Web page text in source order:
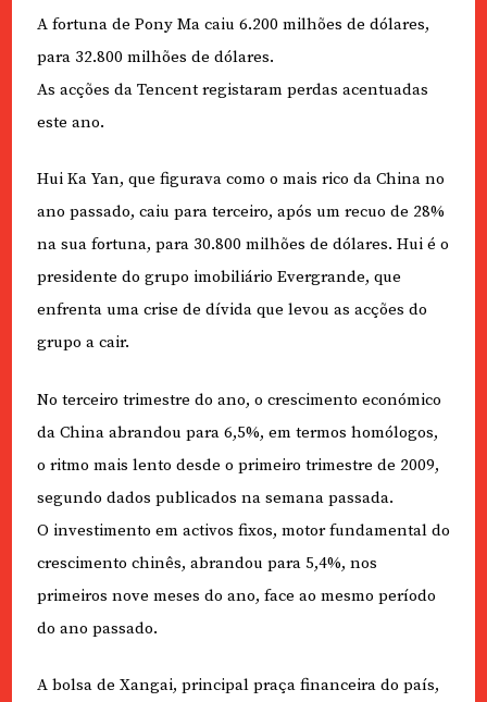
A fortuna de Pony Ma caiu 6.200 milhões de dólares,
para 32.800 milhões de dólares.
As acções da Tencent registaram perdas acentuadas
este ano.
Hui Ka Yan, que figurava como o mais rico da China no
ano passado, caiu para terceiro, após um recuo de 28%
na sua fortuna, para 30.800 milhões de dólares. Hui é o
presidente do grupo imobiliário Evergrande, que
enfrenta uma crise de dívida que levou as acções do
grupo a cair.
No terceiro trimestre do ano, o crescimento económico
da China abrandou para 6,5%, em termos homólogos,
o ritmo mais lento desde o primeiro trimestre de 2009,
segundo dados publicados na semana passada.
O investimento em activos fixos, motor fundamental do
crescimento chinês, abrandou para 5,4%, nos
primeiros nove meses do ano, face ao mesmo período
do ano passado.
A bolsa de Xangai, principal praça financeira do país,